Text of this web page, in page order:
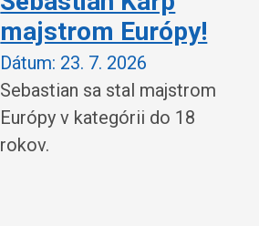
majstrom Európy!
Dátum: 23. 7. 2026
Sebastian sa stal majstrom
Európy v kategórii do 18
rokov.